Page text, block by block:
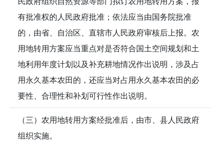
有批准权的人民政府批准；依法应当由国务院批准
的，由省、自治区、直辖市人民政府审核后上报。农
用地转用方案应当重点对是否符合国土空间规划和土
地利用年度计划以及补充耕地情况作出说明，涉及占
用永久基本农田的，还应当对占用永久基本农田的必
要性、合理性和补划可行性作出说明。
（三）农用地转用方案经批准后，由市、县人民政府
组织实施。